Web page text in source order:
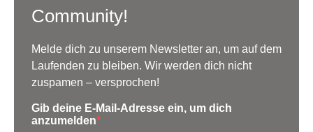
Community!
Melde dich zu unserem Newsletter an, um auf dem
Laufenden zu bleiben. Wir werden dich nicht
zuspamen – versprochen!
Gib deine E-Mail-Adresse ein, um dich
anzumelden